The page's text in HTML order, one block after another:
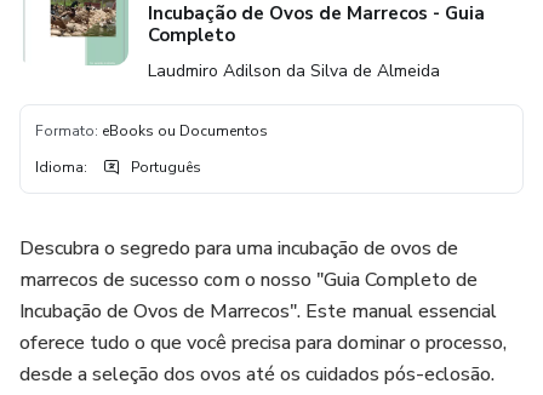
Incubação de Ovos de Marrecos - Guia
Completo
Laudmiro Adilson da Silva de Almeida
Formato: eBooks ou Documentos
Idioma: Português
Descubra o segredo para uma incubação de ovos de
marrecos de sucesso com o nosso "Guia Completo de
Incubação de Ovos de Marrecos". Este manual essencial
oferece tudo o que você precisa para dominar o processo,
desde a seleção dos ovos até os cuidados pós-eclosão.